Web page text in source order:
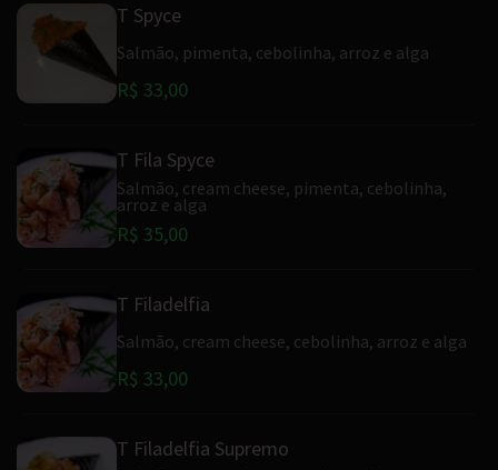
T Spyce
Salmão, pimenta, cebolinha, arroz e alga
R$ 33,00
T Fila Spyce
Salmão, cream cheese, pimenta, cebolinha,
arroz e alga
R$ 35,00
T Filadelfia
Salmão, cream cheese, cebolinha, arroz e alga
R$ 33,00
T Filadelfia Supremo